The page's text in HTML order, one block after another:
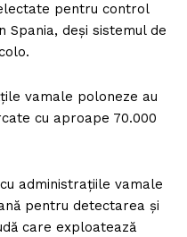
pentru control
Spania, deși sistemul de
vamale poloneze au
cu aproape 70.000
administrațiile vamale
pentru detectarea și
care exploatează